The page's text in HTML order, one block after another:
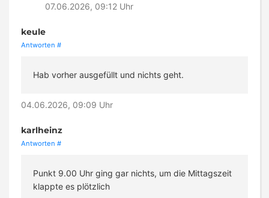
07.06.2026, 09:12 Uhr
keule
Antworten #
Hab vorher ausgefüllt und nichts geht.
04.06.2026, 09:09 Uhr
karlheinz
Antworten #
Punkt 9.00 Uhr ging gar nichts, um die Mittagszeit
klappte es plötzlich